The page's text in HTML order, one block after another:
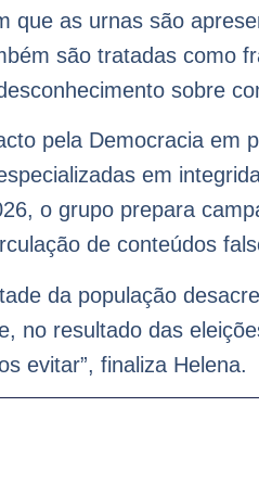
que as urnas são
são tratadas como
sobre
pela Democracia em
em
o grupo prepara
de conteúdos
da população
no resultado das
evitar”, finaliza Helena.